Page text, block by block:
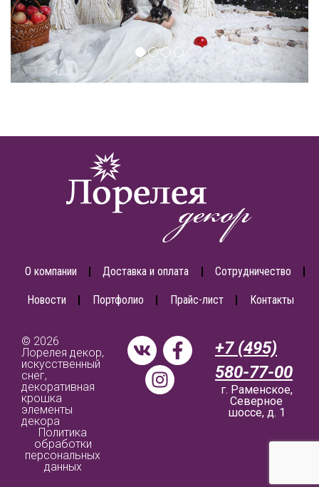
О компании Доставка и оплата Сотрудничество
Новости Портфолио Прайс-лист Контакты
© 2026
Лорелея декор,
искусственный
снег,
декоративная
крошка
элементы
декора
Политика
обработки
персональных
данных
+7 (495)
580-77-00
г. Раменское,
Северное
шоссе, д. 1